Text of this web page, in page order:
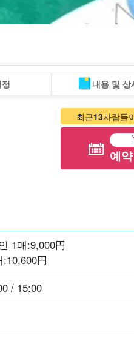
딴섬 명소
서 찾기
실속 있는 할인 세
고래상어
투어
내용 및 상
최근13사람들
예
1매:9,000円
:10,600円
/ 15:00